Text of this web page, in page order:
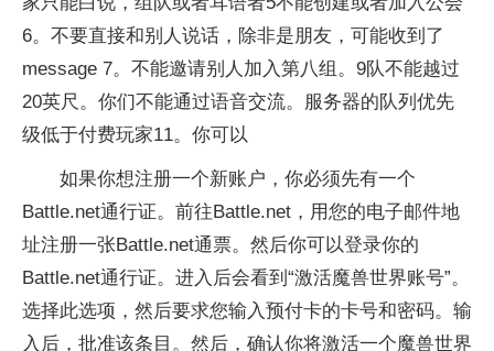
6。不要直接和别人说话，除非是朋友，可能收到了
message 7。不能邀请别人加入第八组。9队不能越过
20英尺。你们不能通过语音交流。服务器的队列优先
级低于付费玩家11。你可以
如果你想注册一个新账户，你必须先有一个
Battle.net通行证。前往Battle.net，用您的电子邮件地
址注册一张Battle.net通票。然后你可以登录你的
Battle.net通行证。进入后会看到“激活魔兽世界账号”。
选择此选项，然后要求您输入预付卡的卡号和密码。输
入后，批准该条目。然后，确认你将激活一个魔兽世界